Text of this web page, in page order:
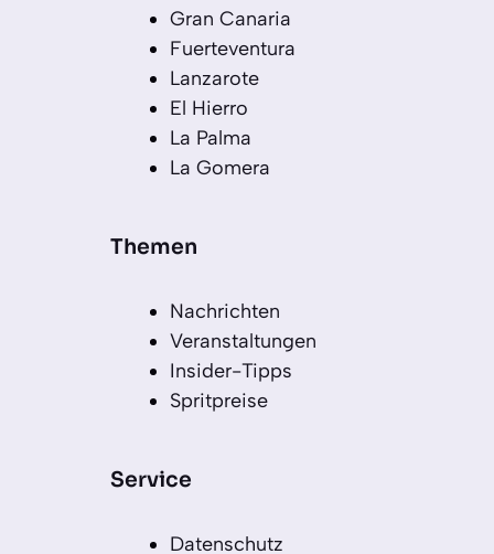
Gran Canaria
Fuerteventura
Lanzarote
El Hierro
La Palma
La Gomera
Themen
Nachrichten
Veranstaltungen
Insider-Tipps
Spritpreise
Service
Datenschutz